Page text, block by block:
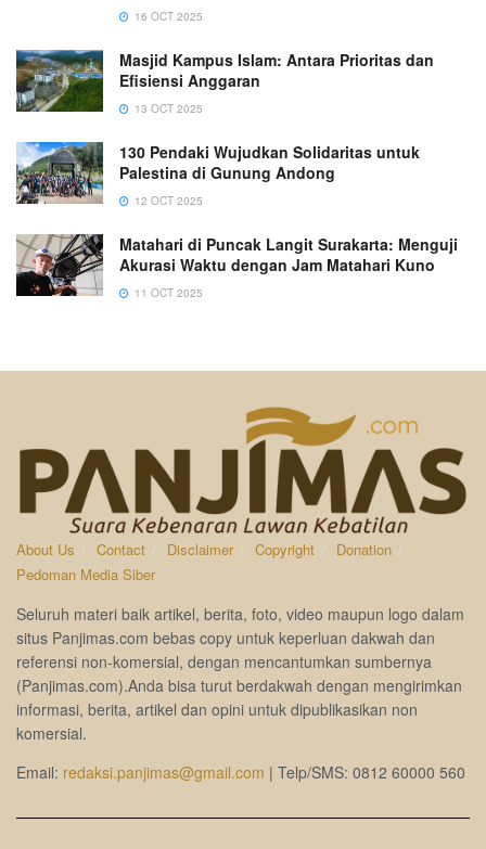
16 OCT 2025
Masjid Kampus Islam: Antara Prioritas dan
Efisiensi Anggaran
13 OCT 2025
130 Pendaki Wujudkan Solidaritas untuk
Palestina di Gunung Andong
12 OCT 2025
Matahari di Puncak Langit Surakarta: Menguji
Akurasi Waktu dengan Jam Matahari Kuno
11 OCT 2025
About Us Contact Disclaimer Copyright
Donation
Pedoman Media Siber
Seluruh materi baik artikel, berita, foto, video maupun logo dalam
situs Panjimas.com bebas copy untuk keperluan dakwah dan
referensi non-komersial, dengan mencantumkan sumbernya
(Panjimas.com).Anda bisa turut berdakwah dengan mengirimkan
informasi, berita, artikel dan opini untuk dipublikasikan non
komersial.
Email: redaksi.panjimas@gmail.com | Telp/SMS: 0812 60000 560